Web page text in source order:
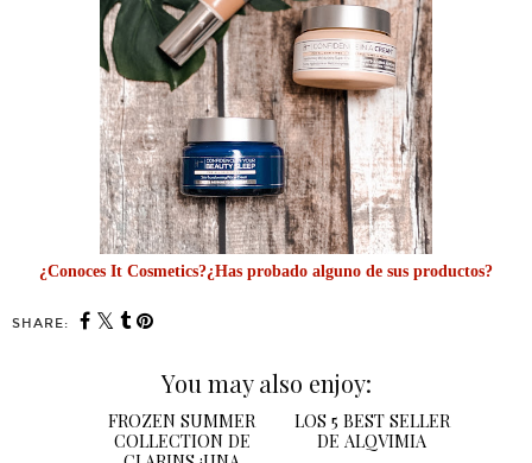
¿Conoces It Cosmetics?¿Has probado alguno de sus productos?
SHARE:
You may also enjoy: